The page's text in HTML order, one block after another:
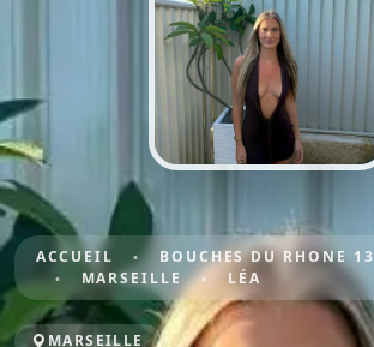
ACCUEIL
BOUCHES DU RHONE 13
MARSEILLE
LÉA
MARSEILLE